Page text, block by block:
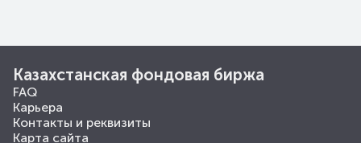
Казахстанская фондовая биржа
FAQ
Карьера
Контакты и реквизиты
Карта сайта